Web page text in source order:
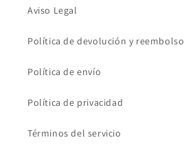
Aviso Legal
Política de devolución y reembolso
Política de envío
Política de privacidad
Términos del servicio